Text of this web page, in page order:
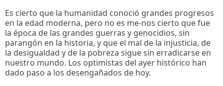
Es cierto que la humanidad conoció grandes progresos
en la edad moderna, pero no es me-nos cierto que fue
la época de las grandes guerras y genocidios, sin
parangón en la historia, y que el mal de la injusticia, de
la desigualdad y de la pobreza sigue sin erradicarse en
nuestro mundo. Los optimistas del ayer histórico han
dado paso a los desengañados de hoy.